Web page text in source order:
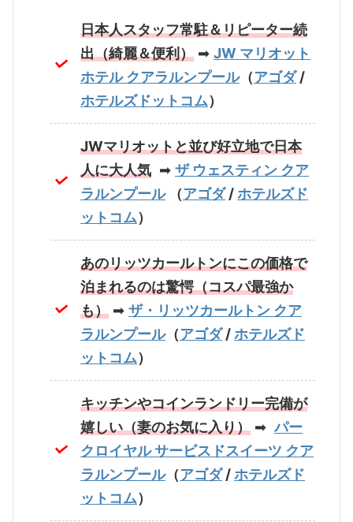
日本人スタッフ常駐＆リピーター続
出（綺麗＆便利） ➡ JW マリオット
ホテル クアラルンプール（アゴダ/
ホテルズドットコム）
JWマリオットと並び好立地で日本
人に大人気 ➡ ザ ウェスティン クア
ラルンプール（アゴダ/ホテルズド
ットコム）
あのリッツカールトンにこの価格で
泊まれるのは驚愕（コスパ最強か
も） ➡ ザ・リッツカールトン クア
ラルンプール（アゴダ/ホテルズド
ットコム）
キッチンやコインランドリー完備が
嬉しい（妻のお気に入り） ➡パー
クロイヤル サービスドスイーツ クア
ラルンプール（アゴダ/ホテルズド
ットコム）